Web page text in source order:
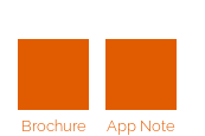
Brochure App Note